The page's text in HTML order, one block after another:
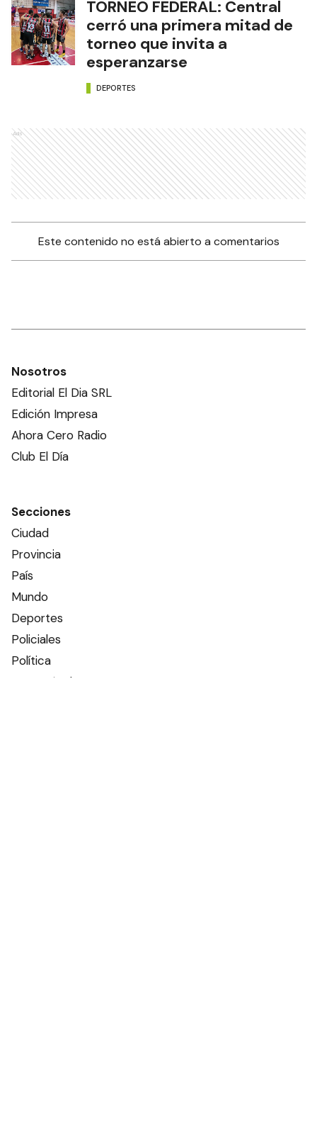
TORNEO FEDERAL: Central
cerró una primera mitad de
torneo que invita a
esperanzarse
DEPORTES
Ads
Este contenido no está abierto a comentarios
Nosotros
Editorial El Dia SRL
Edición Impresa
Ahora Cero Radio
Club El Día
Secciones
Ciudad
Provincia
País
Mundo
Deportes
Policiales
Política
Espectáculos